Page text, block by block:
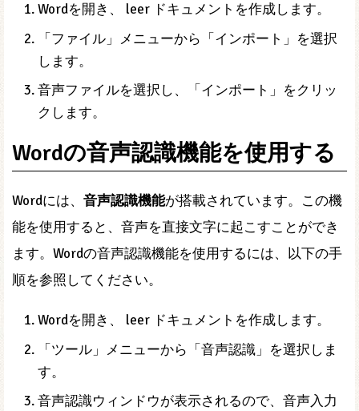
Wordを開き、 leer ドキュメントを作成します。
「ファイル」メニューから「インポート」を選択
します。
音声ファイルを選択し、「インポート」をクリッ
クします。
Wordの音声認識機能を使用する
Wordには、 音声認識機能が搭載されています。この機
能を使用すると、音声を直接文字に起こすことができ
ます。Wordの音声認識機能を使用するには、以下の手
順を参照してください。
Wordを開き、 leer ドキュメントを作成します。
「ツール」メニューから「音声認識」を選択しま
す。
音声認識ウィンドウが表示されるので、音声入力